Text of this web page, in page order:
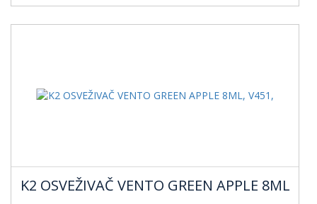
K2 OSVEŽIVAČ VENTO GREEN APPLE 8ML